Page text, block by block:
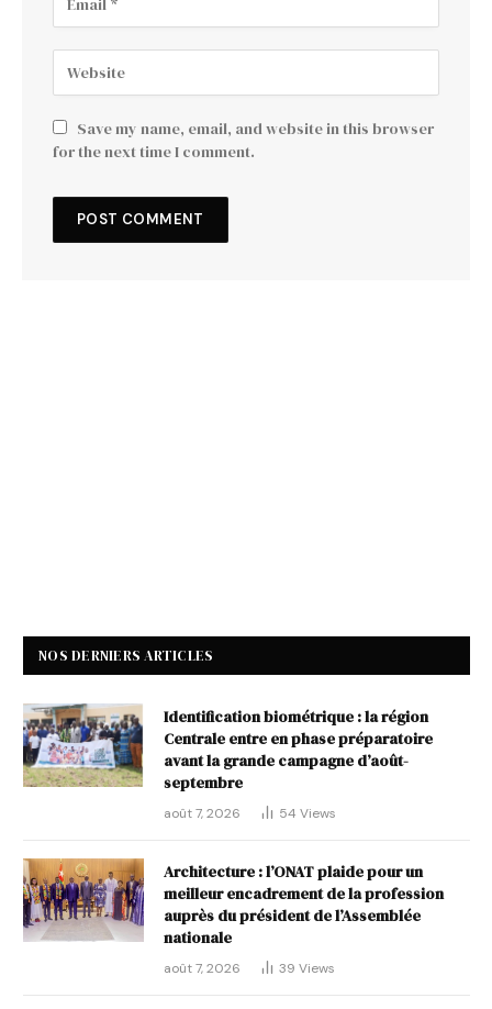
Save my name, email, and website in this browser
for the next time I comment.
NOS DERNIERS ARTICLES
Identification biométrique : la région
Centrale entre en phase préparatoire
avant la grande campagne d’août-
septembre
août 7, 2026 54 Views
Architecture : l’ONAT plaide pour un
meilleur encadrement de la profession
auprès du président de l’Assemblée
nationale
août 7, 2026 39 Views